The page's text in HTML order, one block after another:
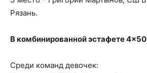
Рязань.
В комбинированной эстафете
Среди команд девочек: